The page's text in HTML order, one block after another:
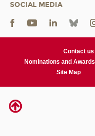
SOCIAL MEDIA
Contact us
Nominations and Awards
Site Map